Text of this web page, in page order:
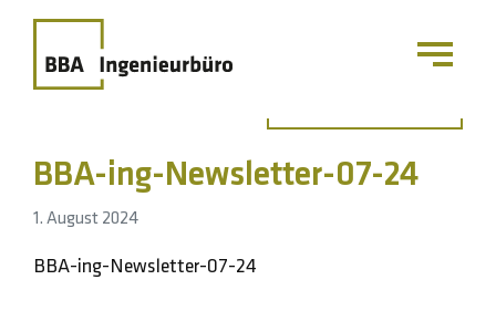
BBA-ing-Newsletter-07-24
1. August 2024
BBA-ing-Newsletter-07-24